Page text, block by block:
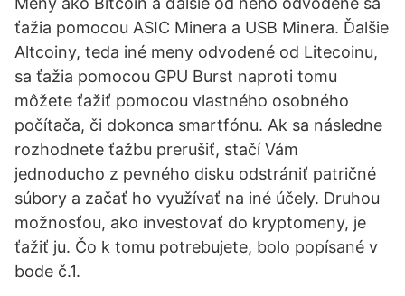
ťažia pomocou ASIC Minera a USB Minera. Ďalšie
Altcoiny, teda iné meny odvodené od Litecoinu,
sa ťažia pomocou GPU Burst naproti tomu
môžete ťažiť pomocou vlastného osobného
počítača, či dokonca smartfónu. Ak sa následne
rozhodnete ťažbu prerušiť, stačí Vám
jednoducho z pevného disku odstrániť patričné
súbory a začať ho využívať na iné účely. Druhou
možnosťou, ako investovať do kryptomeny, je
ťažiť ju. Čo k tomu potrebujete, bolo popísané v
bode č.1.